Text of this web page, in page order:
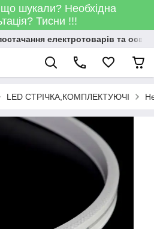
шукали? Необхідна
Тисни !!!
електротоварів та
LED СТРІЧКА,КОМПЛЕКТУЮЧІ